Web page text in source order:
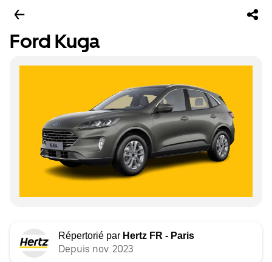
Ford Kuga
Répertorié par Hertz FR - Paris
Depuis nov. 2023